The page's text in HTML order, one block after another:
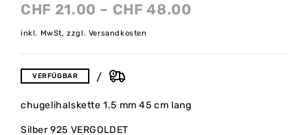
CHF 21.00 – CHF 48.00
inkl. MwSt, zzgl. Versandkosten
VERFÜGBAR
chugelihalskette 1.5 mm 45 cm lang
Silber 925 VERGOLDET